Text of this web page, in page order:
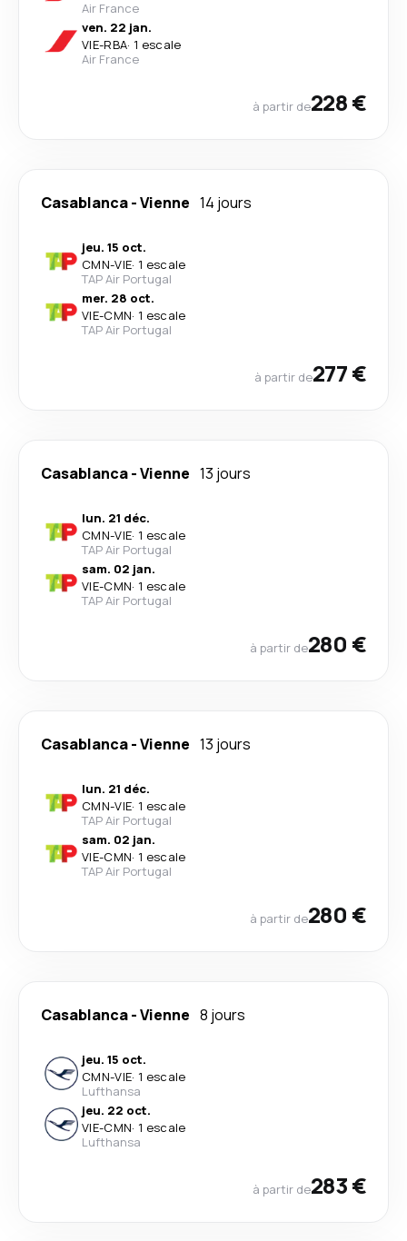
Air France
ven. 22 jan.
VIE-RBA· 1 escale
Air France
à partir de228 €
Casablanca-Vienne 14 jours
jeu. 15 oct.
CMN-VIE· 1 escale
TAP Air Portugal
mer. 28 oct.
VIE-CMN· 1 escale
TAP Air Portugal
à partir de277 €
Casablanca-Vienne 13 jours
lun. 21 déc.
CMN-VIE· 1 escale
TAP Air Portugal
sam. 02 jan.
VIE-CMN· 1 escale
TAP Air Portugal
à partir de280 €
Casablanca-Vienne 13 jours
lun. 21 déc.
CMN-VIE· 1 escale
TAP Air Portugal
sam. 02 jan.
VIE-CMN· 1 escale
TAP Air Portugal
à partir de280 €
Casablanca-Vienne 8 jours
jeu. 15 oct.
CMN-VIE· 1 escale
Lufthansa
jeu. 22 oct.
VIE-CMN· 1 escale
Lufthansa
à partir de283 €